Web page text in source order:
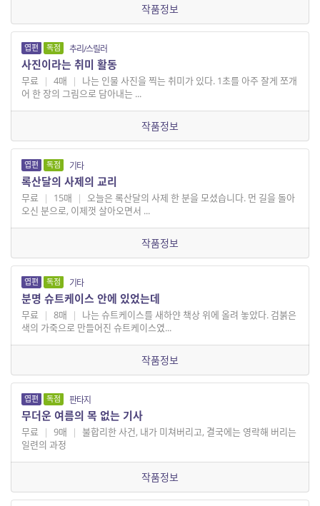
작품정보
엽편 독점 추리/스릴러
사진이라는 취미 활동
무료 | 4매 |
나는 인물 사진을 찍는 취미가 있다. 1초를 아주 잘게 쪼개
어 한 장의 그림으로 담아내는 ...
작품정보
엽편 독점 기타
록산달의 사제의 교리
무료 | 15매 | 오늘은 록산달의 사제 한 분을 모셨습니다. 먼 길을 돌아
오신 분으로, 이제껏 살아오면서 ...
작품정보
엽편 독점 기타
분명 슈트케이스 안에 있었는데
무료 | 8매 |
나는 슈트케이스를 새하얀 책상 위에 올려 놓았다. 검붉은
색의 가죽으로 만들어진 슈트케이스였...
작품정보
엽편 독점 판타지
무더운 여름의 목 없는 기사
무료 | 9매 | 불합리한 사건, 내가 미쳐버리고, 결국에는 영락해 버리는
일련의 과정
작품정보